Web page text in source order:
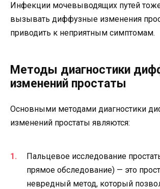
Инфекции мочевыводящих путей
вызывать диффузные изменения
приводить к неприятным симптомам.
Методы диагностики
изменений простаты
Основными методами диагностики
изменений простаты являются:
Пальцевое исследование
прямое обследование) — это
невредный метод, который